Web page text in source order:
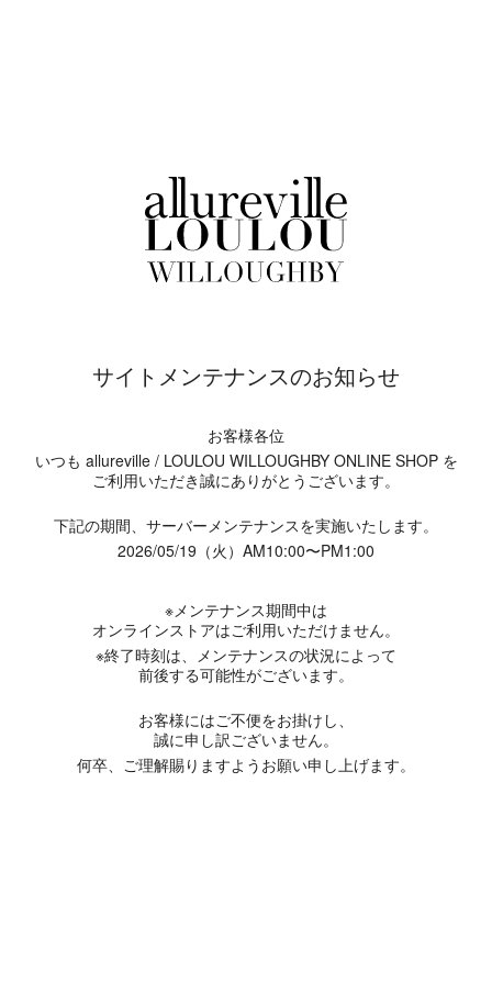
サイトメンテナンスのお知らせ
お客様各位
いつも allureville / LOULOU WILLOUGHBY ONLINE SHOP を
ご利用いただき誠にありがとうございます。
下記の期間、サーバーメンテナンスを実施いたします。
2026/05/19（火）AM10:00〜PM1:00
※メンテナンス期間中は
オンラインストアはご利用いただけません。
※終了時刻は、メンテナンスの状況によって
前後する可能性がございます。
お客様にはご不便をお掛けし、
誠に申し訳ございません。
何卒、ご理解賜りますようお願い申し上げます。